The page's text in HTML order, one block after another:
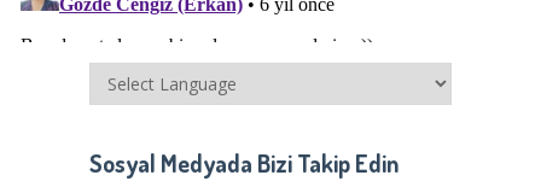
Sosyal Medyada Bizi Takip Edin